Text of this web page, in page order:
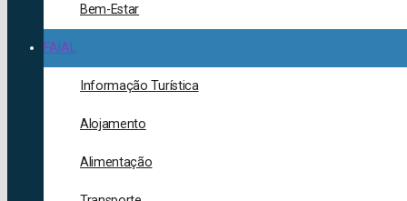
Bem-Estar
FAIAL
Informação Turística
Alojamento
Alimentação